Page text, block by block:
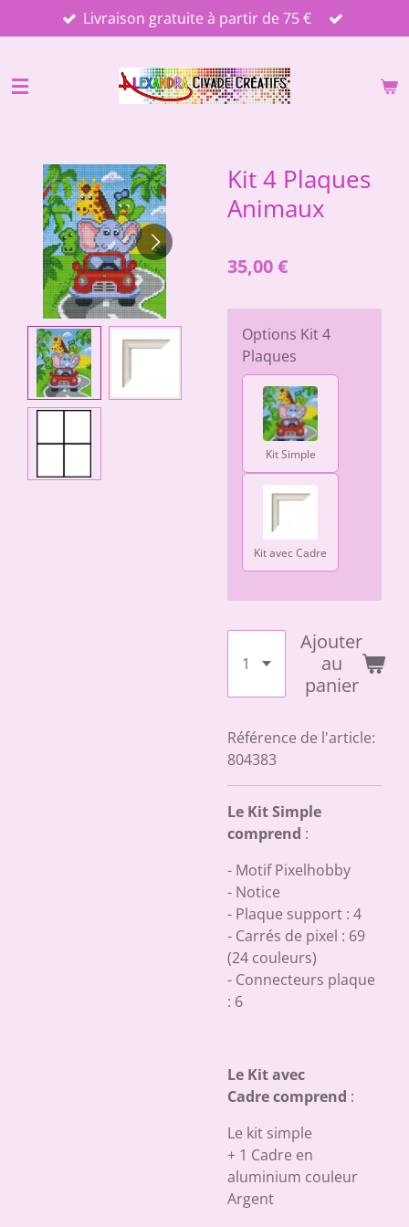
au
principal
Livraison gratuite à partir de 75 €
Kit 4 Plaques
Animaux
35,00 €
Options Kit 4
Plaques
Kit Simple
Kit avec Cadre
Ajouter
au
panier
Référence de l'article:
804383
Le Kit Simple
comprend :
- Motif Pixelhobby
- Notice
- Plaque support : 4
- Carrés de pixel : 69
(24 couleurs)
- Connecteurs plaque
: 6
Le Kit avec
Cadre comprend :
Le kit simple
+ 1 Cadre en
aluminium couleur
Argent